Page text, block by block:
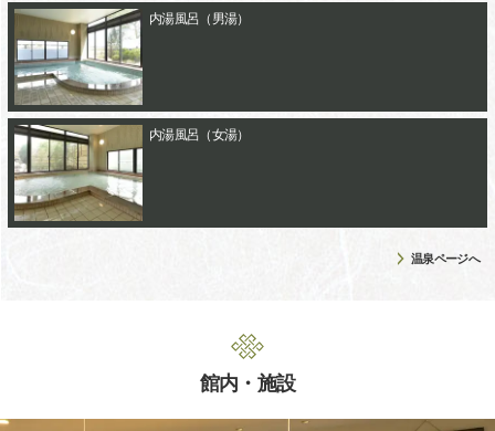
内湯風呂（男湯）
内湯風呂（女湯）
温泉ページへ
館内・施設